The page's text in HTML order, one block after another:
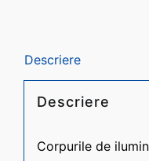
Descriere
Descriere
Corpurile de